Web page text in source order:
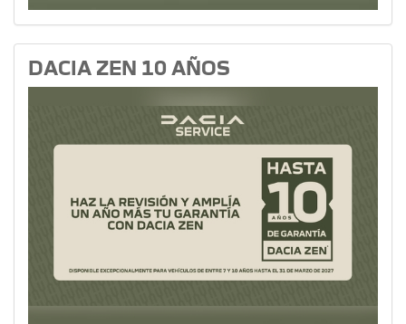
DACIA ZEN 10 AÑOS